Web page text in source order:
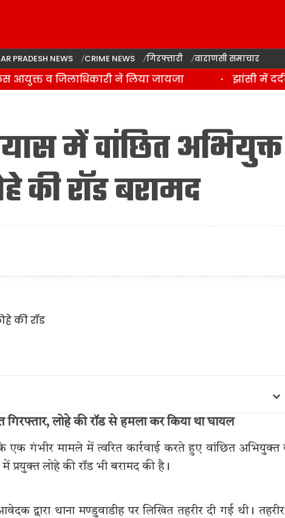
PRADESH NEWS CRIME NEWS गिरफ्तारी वाराणसी समाचार
व जिलाधिकारी ने लिया जायजा झांसी में
में वांछित अभियुक्त
की रॉड बरामद
लोहे की रॉड से हमला कर किया था घायल
एक गंभीर मामले में त्वरित कार्रवाई करते हुए वांछित अभियुक्त
लोहे की रॉड भी बरामद की है।
द्वारा थाना मण्डुवाडीह पर लिखित तहरीर दी गई थी।